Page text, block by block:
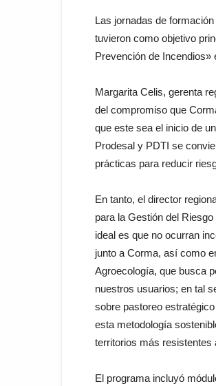
Las jornadas de
tuvieron como objetivo
Prevención de Incendios»
Margarita Celis, gerenta
del compromiso que
que este sea el inicio de
Prodesal y PDTI se
prácticas para reducir
En tanto, el director
para la Gestión del
ideal es que no ocurran
junto a Corma, así como
Agroecología, que busca
nuestros usuarios; en tal
sobre pastoreo
esta metodología
territorios más resistentes
El programa incluyó